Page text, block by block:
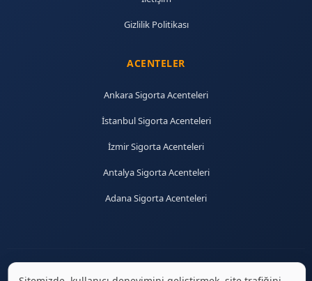
Gizlilik Politikası
ACENTELER
Ankara Sigorta Acenteleri
İstanbul Sigorta Acenteleri
İzmir Sigorta Acenteleri
Antalya Sigorta Acenteleri
Adana Sigorta Acenteleri